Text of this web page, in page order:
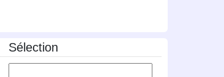
Sélection